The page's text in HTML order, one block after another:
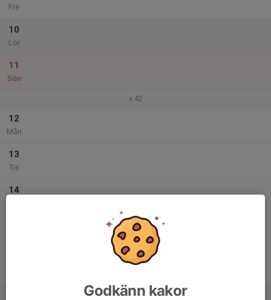
Fre
10
Lör
11
Sön
v.42
12
Mån
13
Tis
14
Godkänn kakor